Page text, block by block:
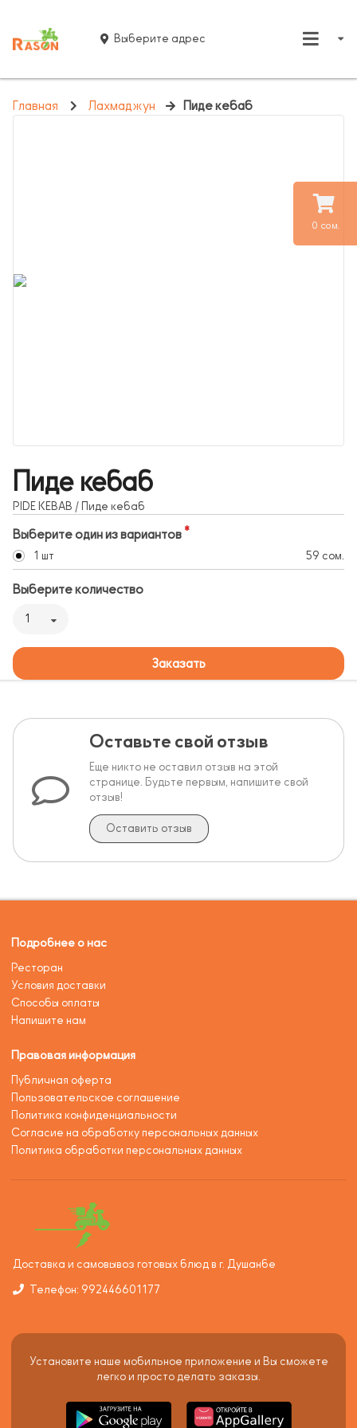
0 сом.
Выберите адрес
Главная Лахмаджун Пиде кебаб
Пиде кебаб
PIDE KEBAB / Пиде кебаб
Выберите один из вариантов
1 шт 59 сом.
Выберите количество
1
Заказать
Оставьте свой отзыв
Еще никто не оставил отзыв на этой
странице. Будьте первым, напишите свой
отзыв!
Оставить отзыв
Подробнее о нас
Ресторан
Условия доставки
Способы оплаты
Напишите нам
Правовая информация
Публичная оферта
Пользовательское соглашение
Политика конфиденциальности
Согласие на обработку персональных данных
Политика обработки персональных данных
Доставка и самовывоз готовых блюд в г. Душанбе
Телефон: 992446601177
Установите наше мобильное приложение и Вы сможете
легко и просто делать заказы.